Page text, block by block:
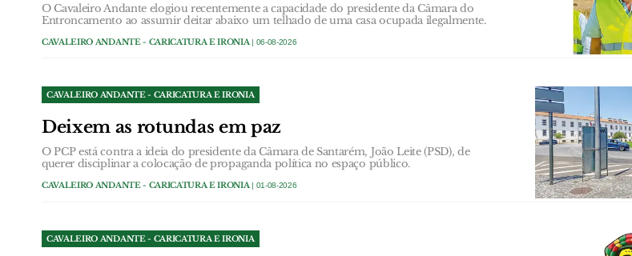
O Cavaleiro Andante elogiou recentemente a capacidade do presidente da Câmara do
Entroncamento ao assumir deitar abaixo um telhado de uma casa ocupada ilegalmente.
CAVALEIRO ANDANTE - CARICATURA E IRONIA | 06-08-2026
CAVALEIRO ANDANTE - CARICATURA E IRONIA
Deixem as rotundas em paz
O PCP está contra a ideia do presidente da Câmara de Santarém, João Leite (PSD), de
querer disciplinar a colocação de propaganda política no espaço público.
CAVALEIRO ANDANTE - CARICATURA E IRONIA| 01-08-2026
CAVALEIRO ANDANTE - CARICATURA E IRONIA